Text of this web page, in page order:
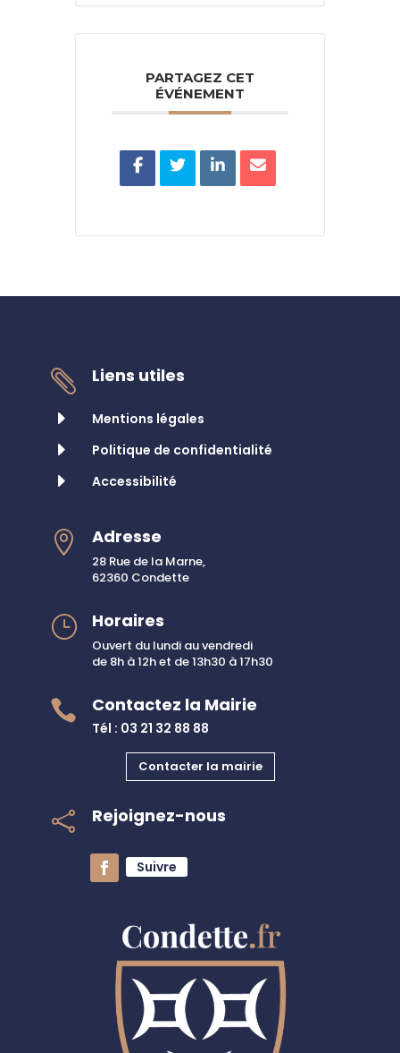
PARTAGEZ CET
ÉVÉNEMENT

Liens utiles
E
Mentions légales
E Politique de confidentialité
E Accessibilité
 Adresse
28 Rue de la Marne,
62360 Condette
} Horaires
Ouvert du lundi au vendredi
de 8h à 12h et de 13h30 à 17h30
 Contactez la Mairie
Tél : 03 21 32 88 88
Contacter la mairie
 Rejoignez-nous
Suivre